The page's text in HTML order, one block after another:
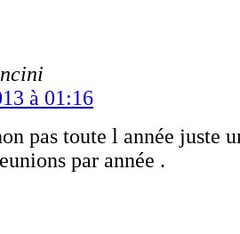
à 01:16
pas toute l année juste
par année .